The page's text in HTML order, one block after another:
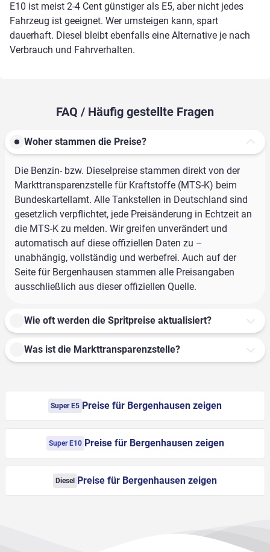
E10 ist meist 2-4 Cent günstiger als E5, aber nicht jedes
Fahrzeug ist geeignet. Wer umsteigen kann, spart
dauerhaft. Diesel bleibt ebenfalls eine Alternative je nach
Verbrauch und Fahrverhalten.
FAQ / Häufig gestellte Fragen
Woher stammen die Preise?
Die Benzin- bzw. Dieselpreise stammen direkt von der
Markttransparenzstelle für Kraftstoffe (MTS-K) beim
Bundeskartellamt. Alle Tankstellen in Deutschland sind
gesetzlich verpflichtet, jede Preisänderung in Echtzeit an
die MTS-K zu melden. Wir greifen unverändert und
automatisch auf diese offiziellen Daten zu –
unabhängig, vollständig und werbefrei. Auch auf der
Seite für Bergenhausen stammen alle Preisangaben
ausschließlich aus dieser offiziellen Quelle.
Wie oft werden die Spritpreise aktualisiert?
Was ist die Markttransparenzstelle?
Super E5 Preise für Bergenhausen zeigen
Super E10 Preise für Bergenhausen zeigen
Diesel Preise für Bergenhausen zeigen